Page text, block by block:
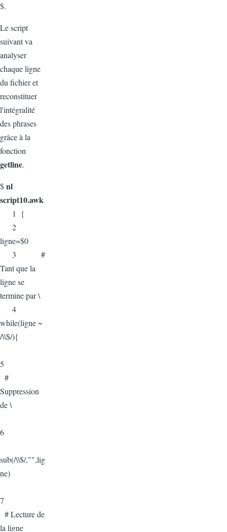
$.
Le script
suivant va
analyser
chaque ligne
du fichier et
reconstituer
l'intégralité
des phrases
grâce à la
fonction
getline.
$nl
script10.awk
1 {
2
ligne=$0
3 #
Tant que la
ligne se
termine par \
4
while(ligne ~
/\\$/){
5
#
Suppression
de \
6
sub(/\\$/,"",lig
ne)
7
# Lecture de
la ligne